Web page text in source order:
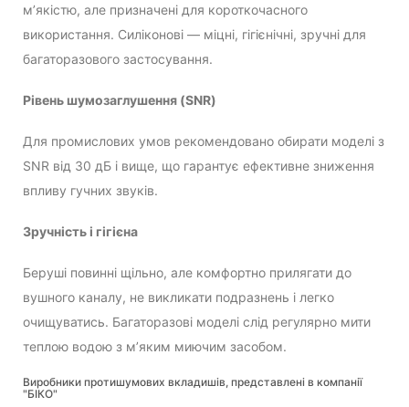
м’якістю, але призначені для короткочасного
використання. Силіконові — міцні, гігієнічні, зручні для
багаторазового застосування.
Рівень шумозаглушення (SNR)
Для промислових умов рекомендовано обирати моделі з
SNR від 30 дБ і вище, що гарантує ефективне зниження
впливу гучних звуків.
Зручність і гігієна
Беруші повинні щільно, але комфортно прилягати до
вушного каналу, не викликати подразнень і легко
очищуватись. Багаторазові моделі слід регулярно мити
теплою водою з м’яким миючим засобом.
Виробники протишумових вкладишів, представлені в компанії
"БІКО"